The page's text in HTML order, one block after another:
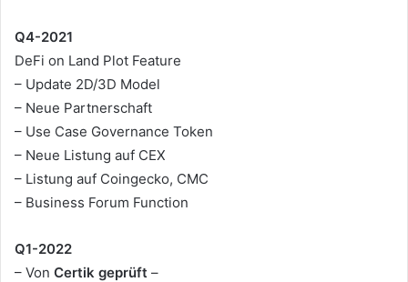
Q4-2021
DeFi on Land Plot Feature
– Update 2D/3D Model
– Neue Partnerschaft
– Use Case Governance Token
– Neue Listung auf CEX
– Listung auf Coingecko, CMC
– Business Forum Function
Q1-2022
– Von Certik geprüft –